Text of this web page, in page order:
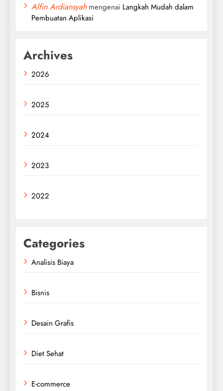
Alfin Ardiansyahmengenai Langkah Mudah dalam
Pembuatan Aplikasi
Archives
2026
2025
2024
2023
2022
Categories
Analisis Biaya
Bisnis
Desain Grafis
Diet Sehat
E-commerce